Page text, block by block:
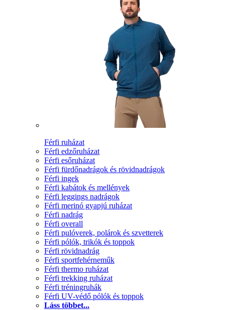
Férfi ruházat
Férfi edzőruházat
Férfi esőruházat
Férfi fürdőnadrágok és rövidnadrágok
Férfi ingek
Férfi kabátok és mellények
Férfi leggings nadrágok
Férfi merinó gyapjú ruházat
Férfi nadrág
Férfi overall
Férfi pulóverek, polárok és szvetterek
Férfi pólók, trikók és toppok
Férfi rövidnadrág
Férfi sportfehérneműk
Férfi thermo ruházat
Férfi trekking ruházat
Férfi tréningruhák
Férfi UV-védő pólók és toppok
Láss többet...